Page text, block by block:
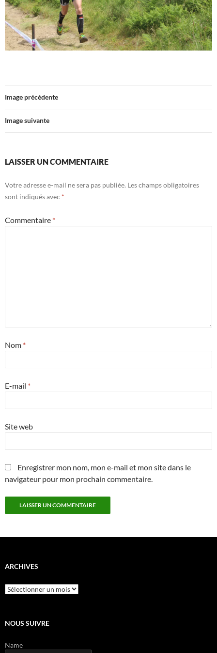
Image précédente
Image suivante
LAISSER UN COMMENTAIRE
Votre adresse e-mail ne sera pas publiée. Les champs obligatoires
sont indiqués avec *
Commentaire *
Nom *
E-mail *
Site web
Enregistrer mon nom, mon e-mail et mon site dans le
navigateur pour mon prochain commentaire.
ARCHIVES
Archives
NOUS SUIVRE
Name